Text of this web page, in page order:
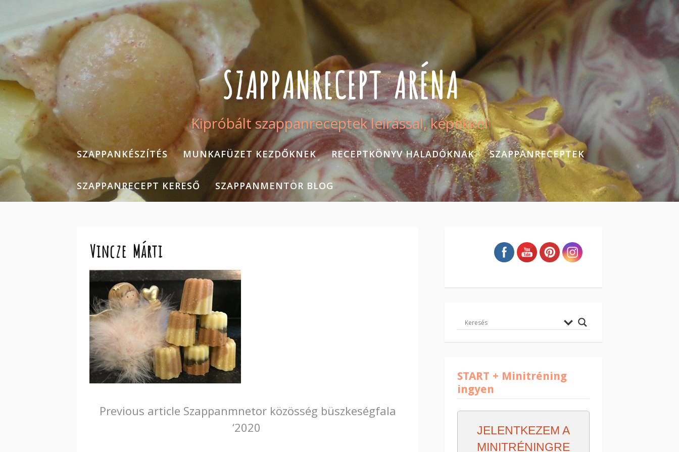
SZAPPANRECEPT ARÉNA
Kipróbált szappanreceptek leírással, képekkel
SZAPPANKÉSZÍTÉS MUNKAFÜZET KEZDŐKNEK RECEPTKÖNYV HALADÓKNAK SZAPPANRECEPTEK
SZAPPANRECEPT KERESŐ SZAPPANMENTOR BLOG
Vincze Márti
Continue
Previous article Szappanmnetor közösség büszkeségfala
‘2020
START + Minitréning
ingyen
JELENTKEZEM A
MINITRÉNINGRE